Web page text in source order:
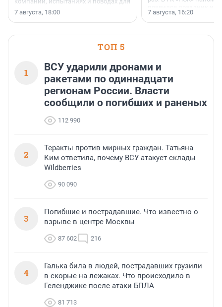
осторожного оптимизма.
7 августа, 18:00
поменялась роль
7 августа, 16:20
ТОП 5
1
ВСУ ударили дронами и
ракетами по одиннадцати
регионам России. Власти
сообщили о погибших и раненых
112 990
2
Теракты против мирных граждан. Татьяна
Ким ответила, почему ВСУ атакует склады
Wildberries
90 090
3
Погибшие и пострадавшие. Что известно о
взрыве в центре Москвы
87 602 216
4
Галька била в людей, пострадавших грузили
в скорые на лежаках. Что происходило в
Геленджике после атаки БПЛА
81 713